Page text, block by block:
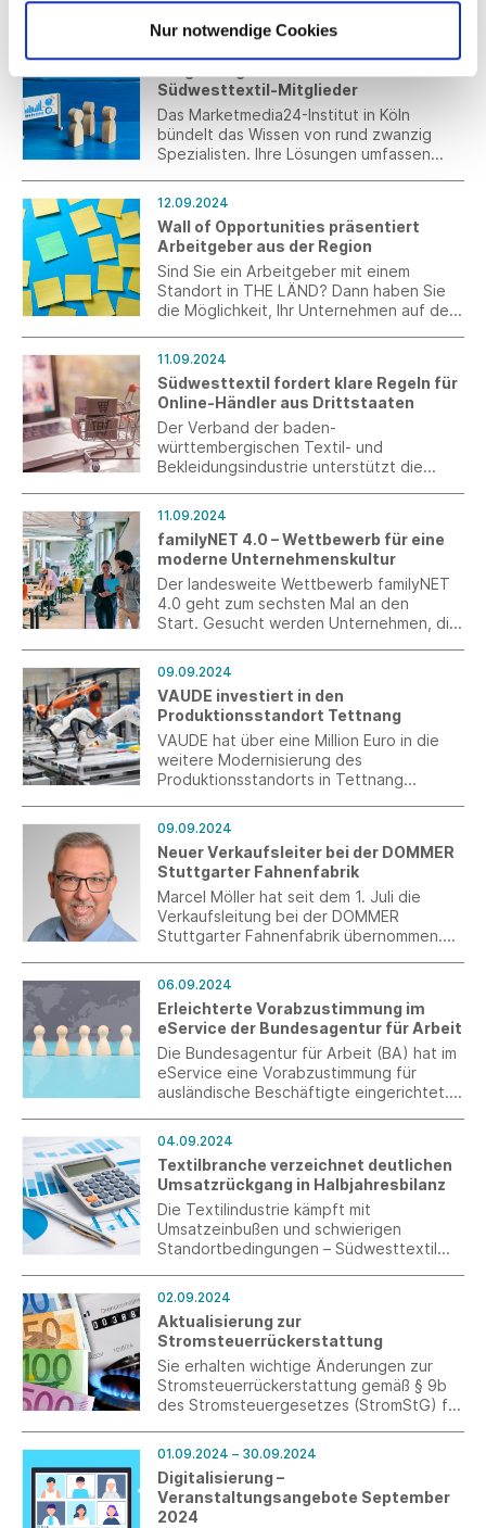
Nur notwendige Cookies
Südwesttextil-Mitglieder
Das Marketmedia24-Institut in Köln
bündelt das Wissen von rund zwanzig
Spezialisten. Ihre Lösungen umfassen
Recognition sowie Forecasts und
Zukunftsforschung.
12.09.2024
Wall of Opportunities präsentiert
Arbeitgeber aus der Region
Sind Sie ein Arbeitgeber mit einem
Standort in THE LÄND? Dann haben Sie
die Möglichkeit, Ihr Unternehmen auf der
von einer erhöhten Sichtbarkeit zu
profitieren.
11.09.2024
Südwesttextil fordert klare Regeln für
Online-Händler aus Drittstaaten
Der Verband der baden-
württembergischen Textil- und
Bekleidungsindustrie unterstützt die
gegenüber außereuropäischen Online-
Handelsplattformen, um einen fairen
Wettbewerb zu sichern.
11.09.2024
familyNET 4.0 – Wettbewerb für eine
moderne Unternehmenskultur
Der landesweite Wettbewerb familyNET
4.0 geht zum sechsten Mal an den
Start. Gesucht werden Unternehmen, die
09.09.2024
VAUDE investiert in den
Produktionsstandort Tettnang
VAUDE hat über eine Million Euro in die
weitere Modernisierung des
Produktionsstandorts in Tettnang
09.09.2024
Neuer Verkaufsleiter bei der DOMMER
Stuttgarter Fahnenfabrik
Marcel Möller hat seit dem 1. Juli die
Verkaufsleitung bei der DOMMER
Stuttgarter Fahnenfabrik übernommen.
Branchen und Positionen mit.
06.09.2024
Erleichterte Vorabzustimmung im
eService der Bundesagentur für Arbeit
Die Bundesagentur für Arbeit (BA) hat im
eService eine Vorabzustimmung für
ausländische Beschäftigte eingerichtet.
Beschäftigungsverhältnis ist ab dem 9.
September 2024 nicht mehr erforderlich.
04.09.2024
Textilbranche verzeichnet deutlichen
Umsatzrückgang in Halbjahresbilanz
Die Textilindustrie kämpft mit
Umsatzeinbußen und schwierigen
Standortbedingungen – Südwesttextil
02.09.2024
Aktualisierung zur
Stromsteuerrückerstattung
Sie erhalten wichtige Änderungen zur
Stromsteuerrückerstattung gemäß § 9b
des Stromsteuergesetzes (StromStG) für
01.09.2024 – 30.09.2024
Digitalisierung –
Veranstaltungsangebote September
2024